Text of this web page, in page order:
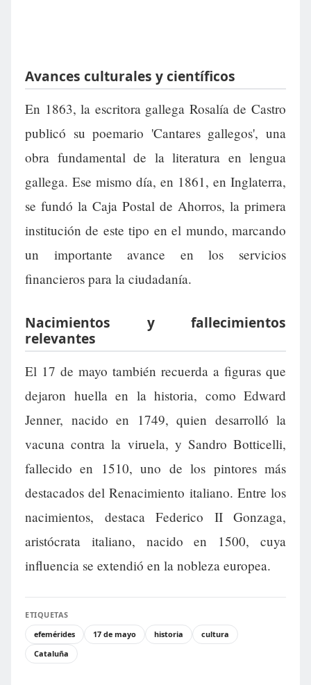
Avances culturales y científicos
En 1863, la escritora gallega Rosalía de Castro
publicó su poemario 'Cantares gallegos', una
obra fundamental de la literatura en lengua
gallega. Ese mismo día, en 1861, en Inglaterra,
se fundó la Caja Postal de Ahorros, la primera
institución de este tipo en el mundo, marcando
un importante avance en los servicios
financieros para la ciudadanía.
Nacimientos y fallecimientos
relevantes
El 17 de mayo también recuerda a figuras que
dejaron huella en la historia, como Edward
Jenner, nacido en 1749, quien desarrolló la
vacuna contra la viruela, y Sandro Botticelli,
fallecido en 1510, uno de los pintores más
destacados del Renacimiento italiano. Entre los
nacimientos, destaca Federico II Gonzaga,
aristócrata italiano, nacido en 1500, cuya
influencia se extendió en la nobleza europea.
ETIQUETAS
efemérides
17 de mayo historia
cultura
Cataluña